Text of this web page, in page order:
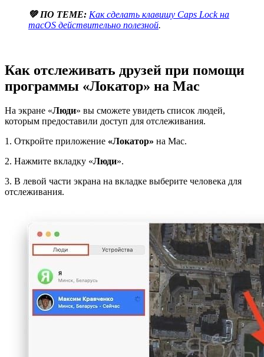
💚 ПО ТЕМЕ: Как сделать клавишу Caps Lock на
macOS действительно полезной.
Как отслеживать друзей при помощи
программы «Локатор» на Mac
На экране «Люди» вы сможете увидеть список людей,
которым предоставили доступ для отслеживания.
1. Откройте приложение «Локатор» на Mac.
2. Нажмите вкладку «Люди».
3. В левой части экрана на вкладке выберите человека для
отслеживания.